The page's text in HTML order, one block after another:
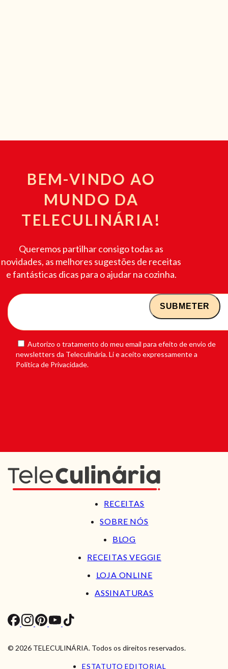
BEM-VINDO AO
MUNDO DA
TELECULINÁRIA!
Queremos partilhar consigo todas as
novidades, as melhores sugestões de receitas
e fantásticas dicas para o ajudar na cozinha.
Autorizo o tratamento do meu email para efeito de envio de
newsletters da Teleculinária. Li e aceito expressamente a
Política de Privacidade.
RECEITAS
SOBRE NÓS
BLOG
RECEITAS VEGGIE
LOJA ONLINE
ASSINATURAS
© 2026 TELECULINÁRIA. Todos os direitos reservados.
ESTATUTO EDITORIAL